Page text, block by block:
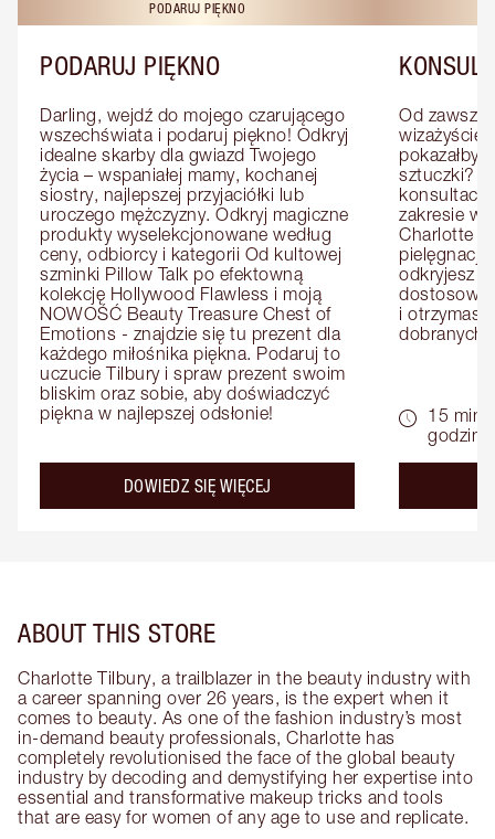
PODARUJ PIĘKNO
PODARUJ PIĘKNO
Darling, wejdź do mojego czarującego
wszechświata i podaruj piękno! Odkryj
idealne skarby dla gwiazd Twojego
życia – wspaniałej mamy, kochanej
siostry, najlepszej przyjaciółki lub
uroczego mężczyzny. Odkryj magiczne
produkty wyselekcjonowane według
ceny, odbiorcy i kategorii Od kultowej
szminki Pillow Talk po efektowną
kolekcję Hollywood Flawless i moją
NOWOŚĆ Beauty Treasure Chest of
Emotions - znajdzie się tu prezent dla
każdego miłośnika piękna. Podaruj to
uczucie Tilbury i spraw prezent swoim
bliskim oraz sobie, aby doświadczyć
piękna w najlepszej odsłonie!
DOWIEDZ SIĘ WIĘCEJ
Od zawsze
wizażyście
pokazałby
sztuczki?
zakresie
Charlotte
pielęgnacji
odkryjesz
i otrzymasz
dobranych
15
godziny
ABOUT THIS STORE
Charlotte Tilbury, a trailblazer in the beauty industry with
a career spanning over 26 years, is the expert when it
comes to beauty. As one of the fashion industry’s most
in-demand beauty professionals, Charlotte has
completely revolutionised the face of the global beauty
industry by decoding and demystifying her expertise into
essential and transformative makeup tricks and tools
that are easy for women of any age to use and replicate.